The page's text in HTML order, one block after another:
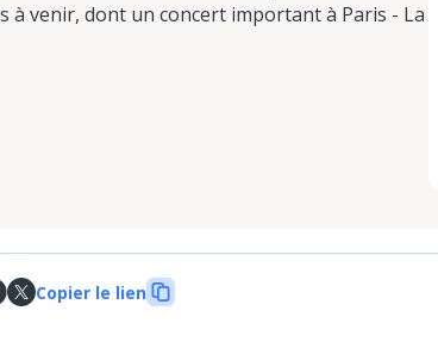
à venir, dont un concert important à Paris - La
Copier le lien